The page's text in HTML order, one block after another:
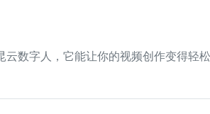
数字人，它能让你的视频创作变得轻